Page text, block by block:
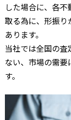
した場合に、各
取る為に、形振り
あります。
当社では全国の
ない、市場の需
す。